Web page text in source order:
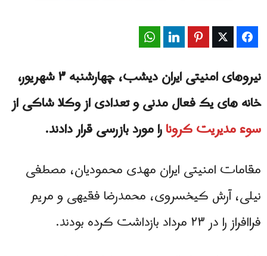
Facebook
Twitter
Pinterest
LinkedIn
نیروهای امنیتی ایران دیشب، چهارشنبه ۳ شهریور،
خانه های یک فعال مدنی و تعدادی از وکلا شاکی از
سوء مدیریت کرونارا مورد بازرسی قرار دادند.
مقامات امنیتی ایران مهدی محمودیان، مصطفی
نیلی، آرش کیخسروی، محمدرضا فقیهی و مریم
فراافراز را در ۲۳ مرداد بازداشت کرده بودند.